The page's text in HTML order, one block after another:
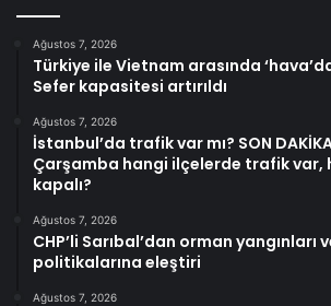
Ağustos 7, 2026
Türkiye ile Vietnam arasında
Sefer kapasitesi artırıldı
Ağustos 7, 2026
İstanbul’da trafik var mı? SON
Çarşamba hangi ilçelerde trafik var,
kapalı?
Ağustos 7, 2026
CHP’li Sarıbal’dan orman yangınları
politikalarına eleştiri
Ağustos 7, 2026